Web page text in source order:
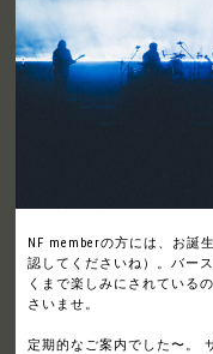
NF memberの方には、お誕
認してくださいね）。バー
くまで楽しみにされている
さいませ。
定期的なご案内でした〜。